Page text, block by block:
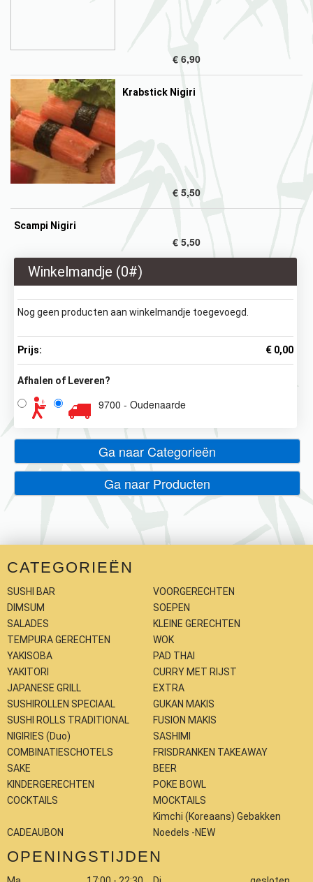
€ 6,90
Krabstick Nigiri
€ 5,50
Scampi Nigiri
€ 5,50
Winkelmandje (0#)
Nog geen producten aan winkelmandje toegevoegd.
Prijs: € 0,00
Afhalen of Leveren?
9700 - Oudenaarde
Ga naar Categorieën
Ga naar Producten
CATEGORIEËN
SUSHI BAR
VOORGERECHTEN
DIMSUM
SOEPEN
SALADES
KLEINE GERECHTEN
TEMPURA GERECHTEN
WOK
YAKISOBA
PAD THAI
YAKITORI
CURRY MET RIJST
JAPANESE GRILL
EXTRA
SUSHIROLLEN SPECIAAL
GUKAN MAKIS
SUSHI ROLLS TRADITIONAL
FUSION MAKIS
NIGIRIES (Duo)
SASHIMI
COMBINATIESCHOTELS
FRISDRANKEN TAKEAWAY
SAKE
BEER
KINDERGERECHTEN
POKE BOWL
COCKTAILS
MOCKTAILS
CADEAUBON
Kimchi (Koreaans) Gebakken
Noedels -NEW
OPENINGSTIJDEN